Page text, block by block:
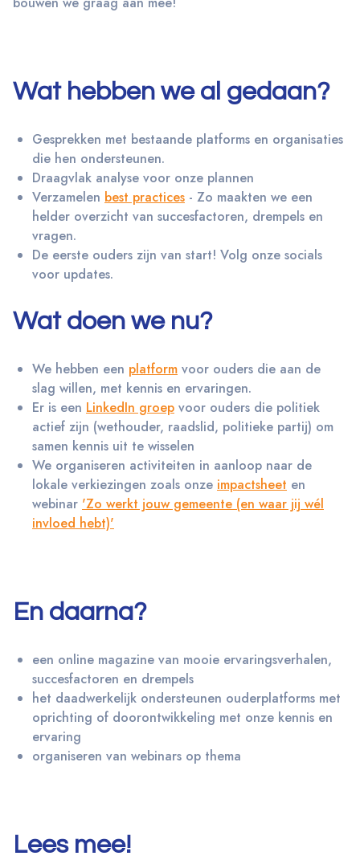
Wat hebben we al gedaan?
Gesprekken met bestaande platforms en organisaties
die hen ondersteunen.
Draagvlak analyse voor onze plannen
Verzamelen best practices - Zo maakten we een
helder overzicht van succesfactoren, drempels en
vragen.
De eerste ouders zijn van start! Volg onze socials
voor updates.
Wat doen we nu?
We hebben een platform voor ouders die aan de
slag willen, met kennis en ervaringen.
Er is een LinkedIn groep voor ouders die politiek
actief zijn (wethouder, raadslid, politieke partij) om
samen kennis uit te wisselen
We organiseren activiteiten in aanloop naar de
lokale verkiezingen zoals onze impactsheet en
webinar 'Zo werkt jouw gemeente (en waar jij wél
invloed hebt)'
En daarna?
een online magazine van mooie ervaringsverhalen,
succesfactoren en drempels
het daadwerkelijk ondersteunen ouderplatforms met
oprichting of doorontwikkeling met onze kennis en
ervaring
organiseren van webinars op thema
Lees mee!